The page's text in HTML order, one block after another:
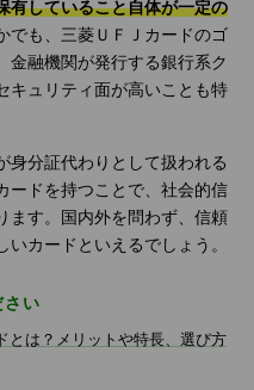
有していること自体が一定の
でも、三菱ＵＦＪカードのゴ
金融機関が発行する銀行系ク
キュリティ面が高いことも特
身分証代わりとして扱われる
ードを持つことで、社会的信
ます。国内外を問わず、信頼
カードといえるでしょう。
さい
とは？メリットや特長、選び方